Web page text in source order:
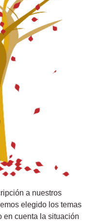
a nuestros
elegido los temas
en cuenta la situación